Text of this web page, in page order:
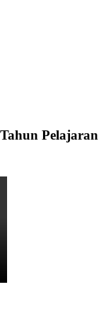
Pelajaran